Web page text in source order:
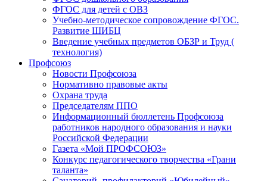
ФГОС для детей с ОВЗ
Учебно-методическое сопровождение ФГОС.
Развитие ШИБЦ
Введение учебных предметов ОБЗР и Труд (
технология)
Профсоюз
Новости Профсоюза
Нормативно правовые акты
Охрана труда
Председателям ППО
Информационный бюллетень Профсоюза
работников народного образования и науки
Российской Федерации
Газета «Мой ПРОФСОЮЗ»
Конкурс педагогического творчества «Грани
таланта»